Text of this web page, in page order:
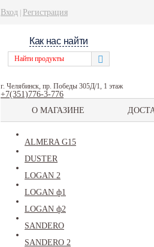
Вход Регистрация
Как нас найти
г. Челябинск, пр. Победы 305Д/1, 1 этаж
+7(351)776-3-776
О МАГАЗИНЕ
ALMERA G15
DUSTER
LOGAN 2
LOGAN ф1
LOGAN ф2
SANDERO
SANDERO 2